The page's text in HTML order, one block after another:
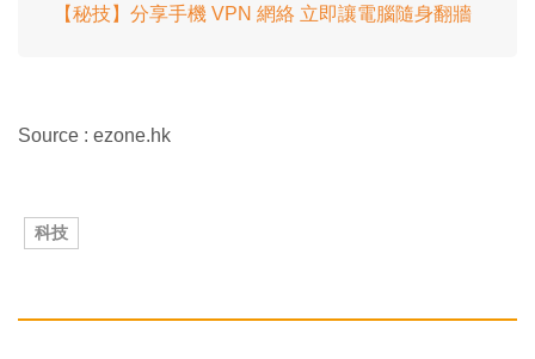
【秘技】分享手機 VPN 網絡 立即讓電腦隨身翻牆
Source : ezone.hk
科技